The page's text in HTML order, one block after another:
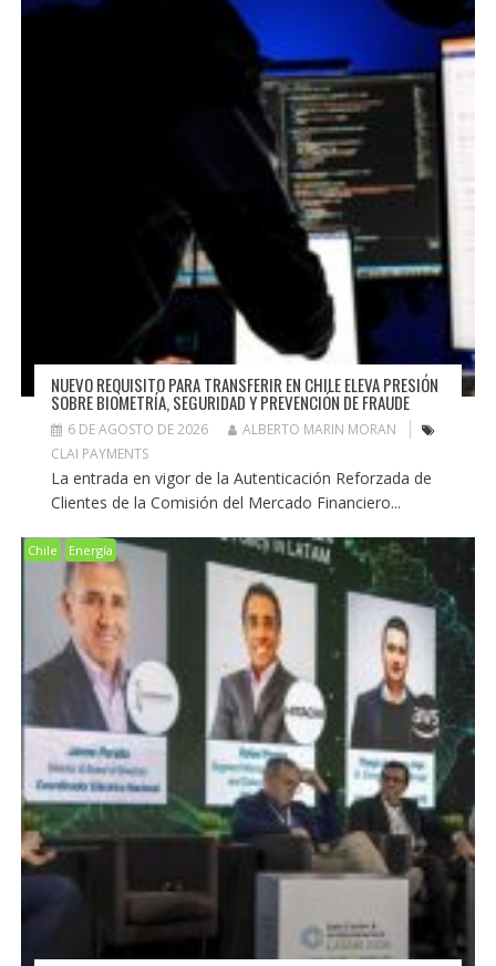
NUEVO REQUISITO PARA TRANSFERIR EN CHILE ELEVA PRESIÓN
SOBRE BIOMETRÍA, SEGURIDAD Y PREVENCIÓN DE FRAUDE
6 DE AGOSTO DE 2026
ALBERTO MARIN MORAN
CLAI PAYMENTS
La entrada en vigor de la Autenticación Reforzada de
Clientes de la Comisión del Mercado Financiero...
Chile Energía